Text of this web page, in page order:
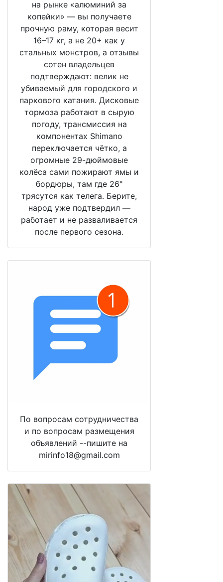
на рынке «алюминий за
копейки» — вы получаете
прочную раму, которая весит
16–17 кг, а не 20+ как у
стальных монстров, а отзывы
сотен владельцев
подтверждают: велик не
убиваемый для городского и
паркового катания. Дисковые
тормоза работают в сырую
погоду, трансмиссия на
компонентах Shimano
переключается чётко, а
огромные 29-дюймовые
колёса сами пожирают ямы и
бордюры, там где 26"
трясутся как телега. Берите,
народ уже подтвердил —
работает и не разваливается
после первого сезона.
По вопросам сотрудничества
и по вопросам размещения
объявлений --пишите на
mirinfo18@gmail.com